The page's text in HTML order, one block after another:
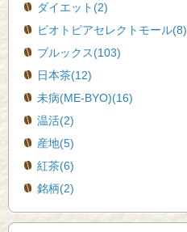
ダイエット(2)
ビオトピアセレクトモール(8)
ブルックス(103)
日本茶(12)
未病(ME-BYO)(16)
温活(2)
産地(5)
紅茶(6)
銘柄(2)